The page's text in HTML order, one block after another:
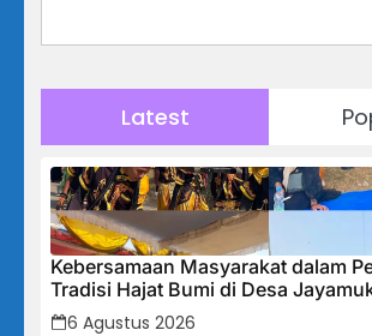
Latest
Kebersamaan Masyarakat dalam
Tradisi Hajat Bumi di Desa
Kecamatan Banyusari
6 Agustus 2026